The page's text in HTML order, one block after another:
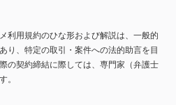
利用規約のひな形および解説は、一般的
り、特定の取引・案件への法的助言を目
の契約締結に際しては、専門家（弁護士
。